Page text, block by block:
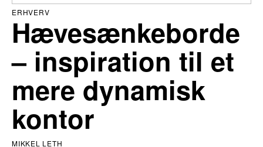
Hævesænkeborde
– inspiration til et
mere dynamisk
kontor
ERHVERV
MIKKEL LETH